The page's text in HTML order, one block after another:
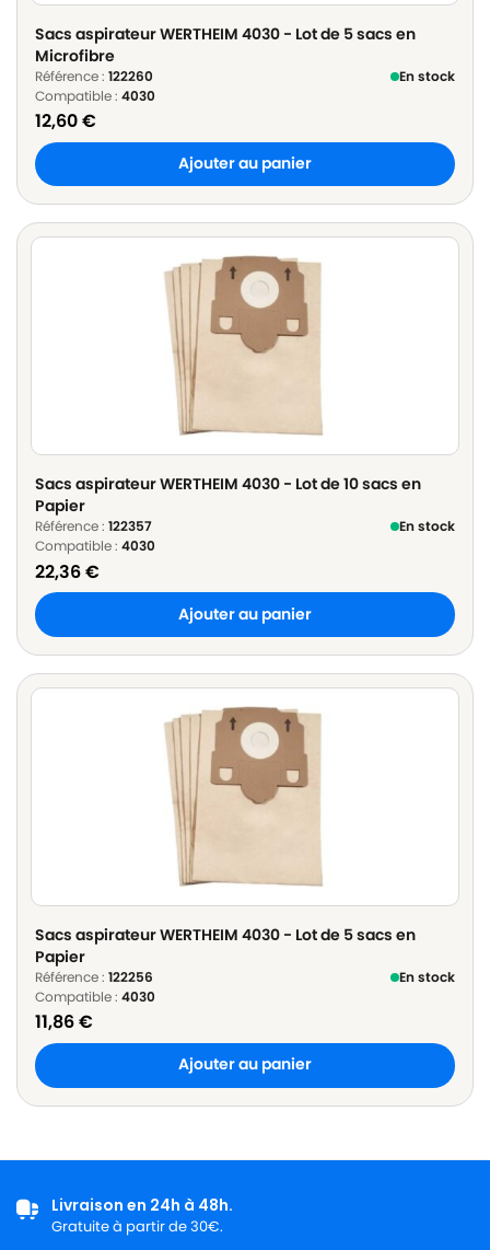
Sacs aspirateur WERTHEIM 4030 - Lot de 5 sacs en
Microfibre
Référence : 122260
En stock
Compatible : 4030
12,60€
Ajouter au panier
Sacs aspirateur WERTHEIM 4030 - Lot de 10 sacs en
Papier
Référence : 122357
En stock
Compatible : 4030
22,36€
Ajouter au panier
Sacs aspirateur WERTHEIM 4030 - Lot de 5 sacs en
Papier
Référence : 122256
En stock
Compatible : 4030
11,86€
Ajouter au panier
Livraison en 24h à 48h.
Gratuite à partir de 30€.